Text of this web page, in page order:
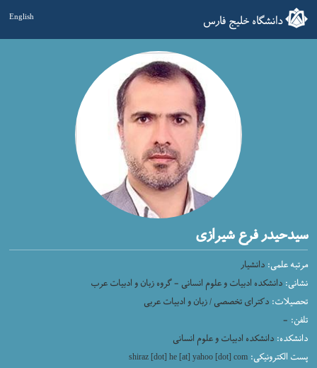
دانشگاه خلیج فارس English
سیدحیدر فرع شیرازی
مرتبه علمی: دانشیار
نشانی: دانشکده ادبیات و علوم انسانی - گروه زبان و ادبیات عرب
تحصیلات: دکترای تخصصی / زبان و ادبیات عربی
تلفن: -
دانشکده: دانشکده ادبیات و علوم انسانی
پست الکترونیکی: shiraz [dot] he [at] yahoo [dot] com